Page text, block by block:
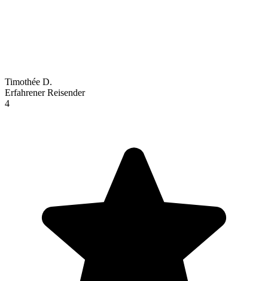
Timothée D.
Erfahrener Reisender
4